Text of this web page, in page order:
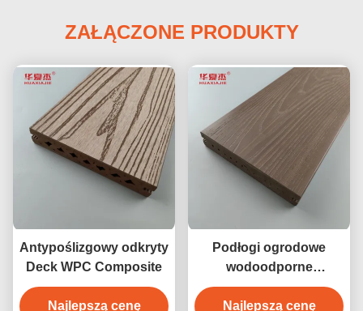
ZAŁĄCZONE PRODUKTY
Antypoślizgowy odkryty
Deck WPC Composite
Najlepszą cenę
Podłogi ogrodowe
wodoodporne
zewnętrzne
Najlepszą cenę